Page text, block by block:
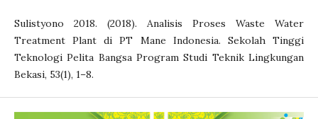
Sulistyono 2018. (2018). Analisis Proses Waste Water
Treatment Plant di PT Mane Indonesia. Sekolah Tinggi
Teknologi Pelita Bangsa Program Studi Teknik Lingkungan
Bekasi, 53(1), 1–8.